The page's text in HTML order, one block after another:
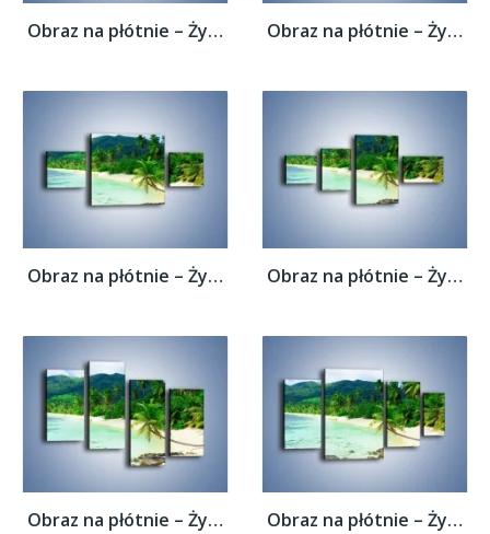
Obraz na płótnie – Życie na bezludnej... Obraz na płótnie – Życie na bezludnej...
Obraz na płótnie – Życie na bezludnej... Obraz na płótnie – Życie na bezludnej...
Obraz na płótnie – Życie na bezludnej... Obraz na płótnie – Życie na bezludnej...